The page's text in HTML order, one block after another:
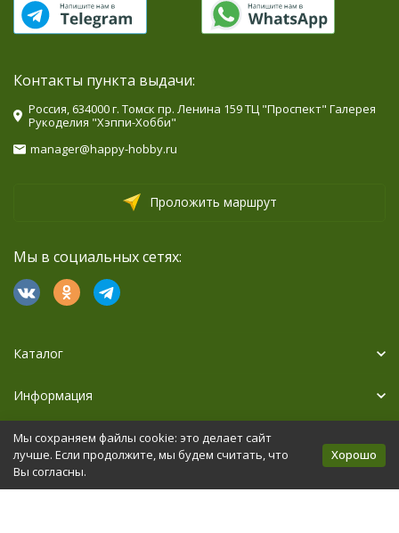
Контакты пункта выдачи:
Россия, 634000 г. Томск пр. Ленина 159 ТЦ "Проспект" Галерея
Рукоделия "Хэппи-Хобби"
manager@happy-hobby.ru
Проложить маршрут
Мы в социальных сетях:
Каталог
Информация
Дополнительно
Политика персональных данных Карта сайта
Мы сохраняем файлы cookie: это делает сайт
лучше. Если продолжите, мы будем считать, что
Вы согласны.
Хорошо